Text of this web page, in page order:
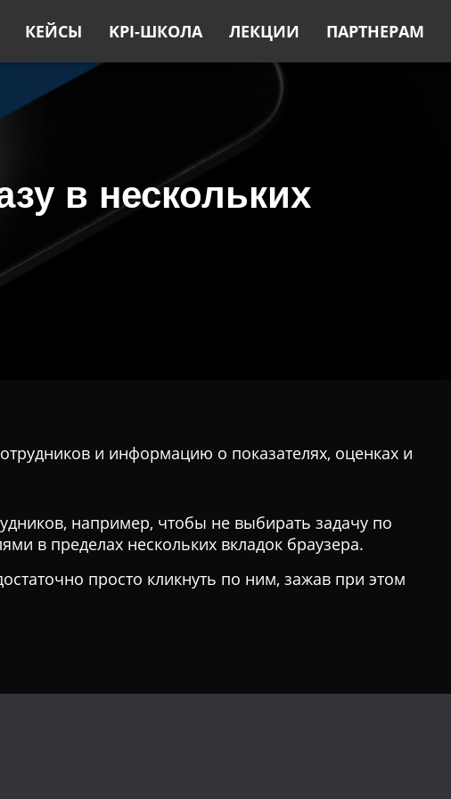
КЕЙСЫ KPI-ШКОЛА ЛЕКЦИИ ПАРТНЕРАМ
в нескольких
и информацию о показателях, оценках и
например, чтобы не выбирать задачу по
в пределах нескольких вкладок браузера.
просто кликнуть по ним, зажав при этом